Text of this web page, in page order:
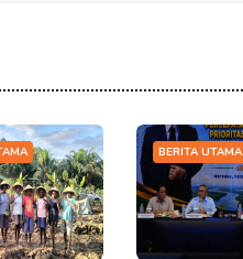
BERITA UTAMA